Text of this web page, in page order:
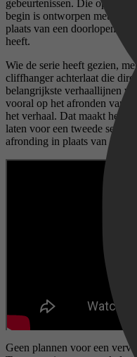
gebeurtenissen. Die opzet
begin is ontworpen met een
plaats van een doorlopende
heeft.
Wie de serie heeft gezien,
cliffhanger achterlaat die
belangrijkste verhaallijnen
vooral op het afronden van
het verhaal. Dat maakt het
laten voor een tweede
afronding in plaats van op
Geen plannen voor een